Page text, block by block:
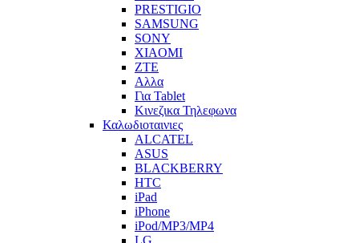
PRESTIGIO
SAMSUNG
SONY
XIAOMI
ZTE
Αλλα
Για Tablet
Κινεζικα Τηλεφωνα
Καλωδιοταινιες
ALCATEL
ASUS
BLACKBERRY
HTC
iPad
iPhone
iPod/MP3/MP4
LG